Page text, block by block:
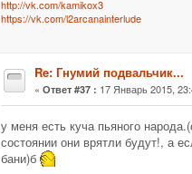
http://vk.com/kamikox3
https://vk.com/l2arcanainterlude
Re: Гнумий подвальчик...
« Ответ #37 : 17 Январь 2015,
у меня есть куча пьяного
состоянии они врятли будут!, а
бани)б